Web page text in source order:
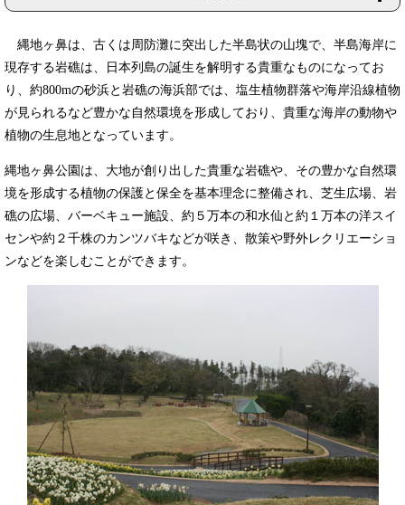
縄地ヶ鼻は、古くは周防灘に突出した半島状の山塊で、半島海岸に
現存する岩礁は、日本列島の誕生を解明する貴重なものになってお
り、約800mの砂浜と岩礁の海浜部では、塩生植物群落や海岸沿線植物
が見られるなど豊かな自然環境を形成しており、貴重な海岸の動物や
植物の生息地となっています。
縄地ヶ鼻公園は、大地が創り出した貴重な岩礁や、その豊かな自然環
境を形成する植物の保護と保全を基本理念に整備され、芝生広場、岩
礁の広場、バーベキュー施設、約５万本の和水仙と約１万本の洋スイ
センや約２千株のカンツバキなどが咲き、散策や野外レクリエーショ
ンなどを楽しむことができます。